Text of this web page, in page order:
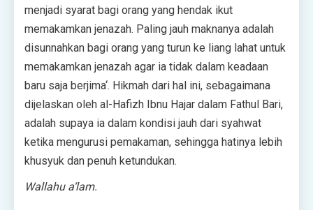
menjadi syarat bagi orang yang hendak ikut
memakamkan jenazah. Paling jauh maknanya adalah
disunnahkan bagi orang yang turun ke liang lahat untuk
memakamkan jenazah agar ia tidak dalam keadaan
baru saja berjima‘. Hikmah dari hal ini, sebagaimana
dijelaskan oleh al-Hafizh Ibnu Hajar dalam Fathul Bari,
adalah supaya ia dalam kondisi jauh dari syahwat
ketika mengurusi pemakaman, sehingga hatinya lebih
khusyuk dan penuh ketundukan.
Wallahu a‘lam.